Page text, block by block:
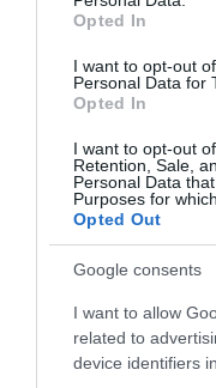
Opted In
I want to opt-out
Personal Data for
Opted In
I want to opt-out
Retention, Sale,
Personal Data
Purposes for
Opted Out
Google consents
I want to allow
related to
device identifiers